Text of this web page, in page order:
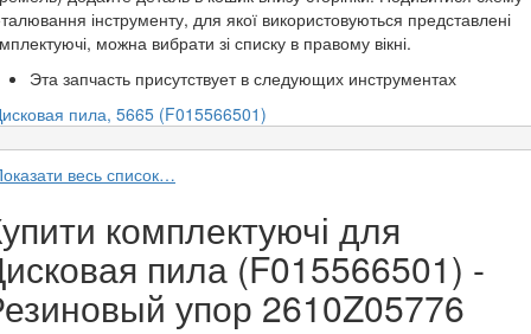
інструменту, для якої використовуються представлені
можна вибрати зі списку в правому вікні.
Эта запчасть присутствует в следующих инструментах
пила, 5665 (F015566501)
весь список…
комплектуючі для
пила (F015566501) -
упор 2610Z05776